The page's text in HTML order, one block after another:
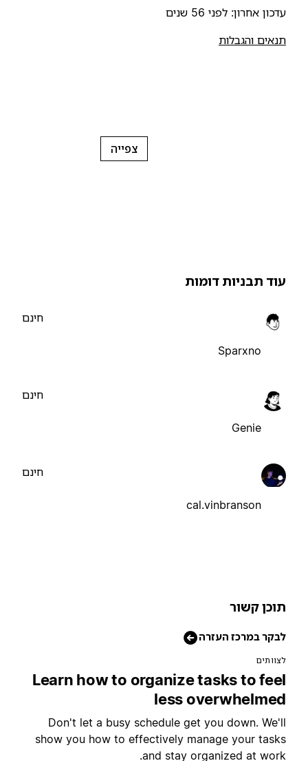
אחרון: לפני 56 שנים
והגבלות
צפייה
תבניות דומות
Sparxno
Genie
cal.vinbranson
קשור
במרכז העזרה
Learn how to organize tasks to
less
Don't let a busy schedule get you down.
show you how to effectively manage your
and stay organized at